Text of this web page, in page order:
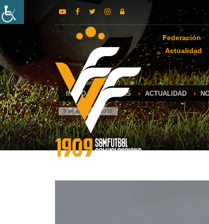
Federación
Actualidad
INICIO NOTICIAS ACTUALIDAD
8 de agosto de 2026